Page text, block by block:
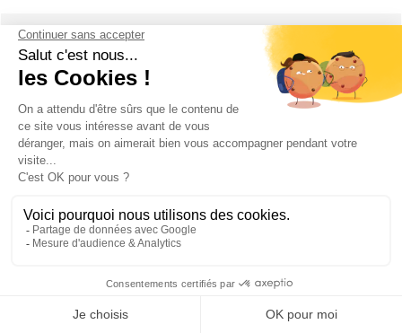
CONTENU
1 heure d'initiation sur terrain privé
Moniteur professionnel
Equipement
Différents ateliers
dimanches
Mon EVG à Lyon